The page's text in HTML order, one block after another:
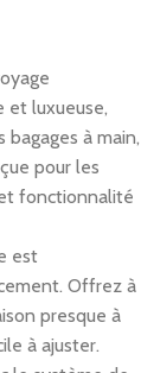
et luxueuse,
à main,
pour les
fonctionnalité
est
Offrez à
presque à
à ajuster.